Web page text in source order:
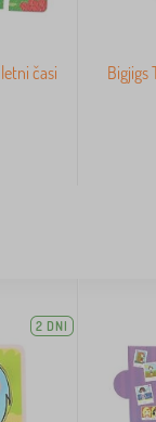
časi Bigjigs
2 DNI